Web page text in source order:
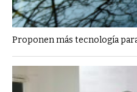
Proponen más tecnología